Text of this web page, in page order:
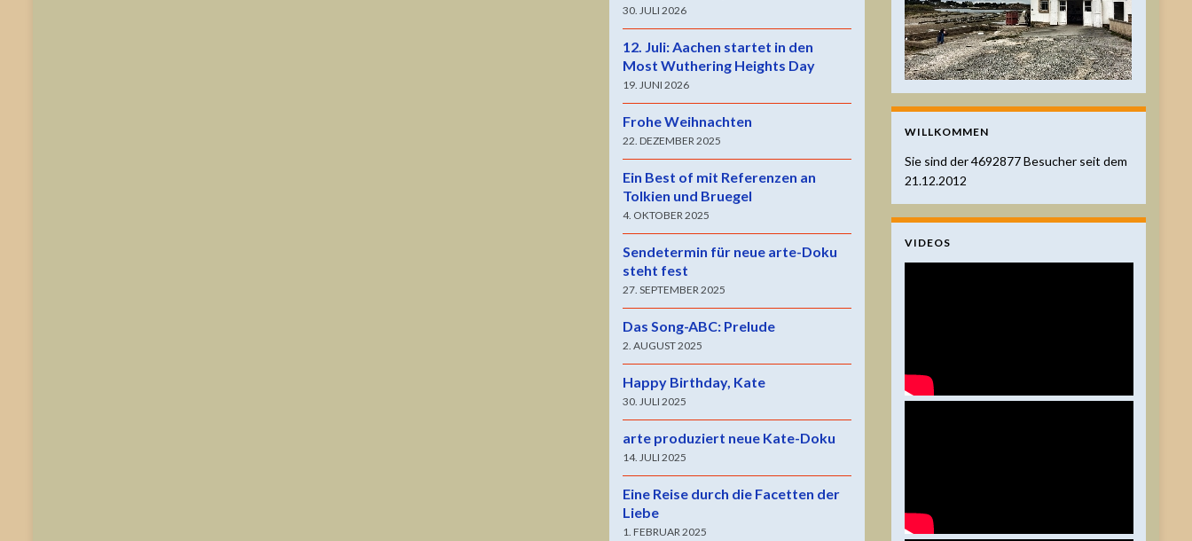
30. JULI 2026
12. Juli: Aachen startet in den
Most Wuthering Heights Day
19. JUNI 2026
Frohe Weihnachten
22. DEZEMBER 2025
Ein Best of mit Referenzen an
Tolkien und Bruegel
4. OKTOBER 2025
Sendetermin für neue arte-Doku
steht fest
27. SEPTEMBER 2025
Das Song-ABC: Prelude
2. AUGUST 2025
Happy Birthday, Kate
30. JULI 2025
arte produziert neue Kate-Doku
14. JULI 2025
Eine Reise durch die Facetten der
Liebe
1. FEBRUAR 2025
WILLKOMMEN
Sie sind der4692877Besucher seit dem
21.12.2012
VIDEOS